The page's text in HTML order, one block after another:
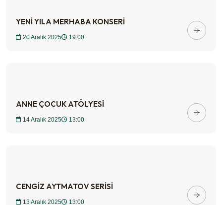
YENİ YILA MERHABA KONSERİ
20 Aralık 2025 19:00
ANNE ÇOCUK ATÖLYESİ
14 Aralık 2025 13:00
CENGİZ AYTMATOV SERİSİ
13 Aralık 2025 13:00